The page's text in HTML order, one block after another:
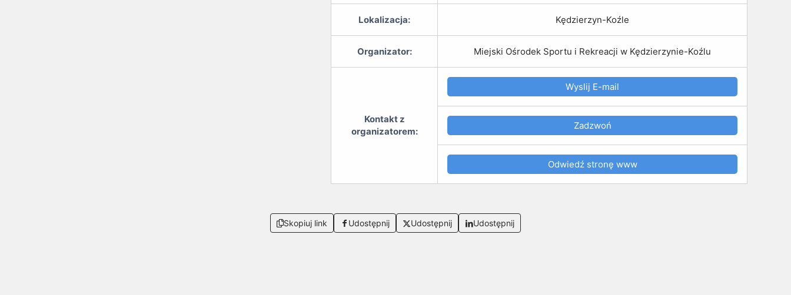
Lokalizacja: Kędzierzyn-Koźle
Organizator: Miejski Ośrodek Sportu i Rekreacji w Kędzierzynie-Koźlu
Kontakt z
organizatorem:
Wyslij E-mail
Zadzwoń
Odwiedź stronę www
Skopiuj link Udostępnij Udostępnij Udostępnij